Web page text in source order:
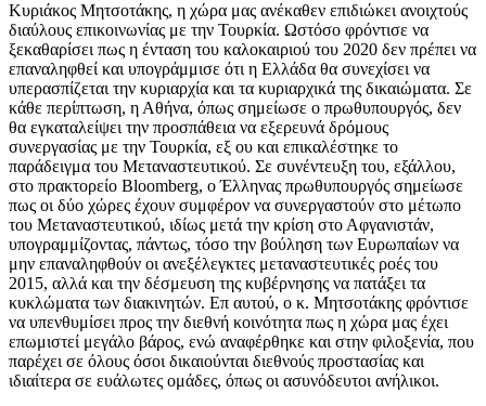
Κυριάκος Μητσοτάκης, η χώρα μας ανέκαθεν επιδιώκει ανοιχτούς
διαύλους επικοινωνίας με την Τουρκία. Ωστόσο φρόντισε να
ξεκαθαρίσει πως η ένταση του καλοκαιριού του 2020 δεν πρέπει να
επαναληφθεί και υπογράμμισε ότι η Ελλάδα θα συνεχίσει να
υπερασπίζεται την κυριαρχία και τα κυριαρχικά της δικαιώματα. Σε
κάθε περίπτωση, η Αθήνα, όπως σημείωσε ο πρωθυπουργός, δεν
θα εγκαταλείψει την προσπάθεια να εξερευνά δρόμους
συνεργασίας με την Τουρκία, εξ ου και επικαλέστηκε το
παράδειγμα του Μεταναστευτικού. Σε συνέντευξη του, εξάλλου,
στο πρακτορείο Bloomberg, ο Έλληνας πρωθυπουργός σημείωσε
πως οι δύο χώρες έχουν συμφέρον να συνεργαστούν στο μέτωπο
του Μεταναστευτικού, ιδίως μετά την κρίση στο Αφγανιστάν,
υπογραμμίζοντας, πάντως, τόσο την βούληση των Ευρωπαίων να
μην επαναληφθούν οι ανεξέλεγκτες μεταναστευτικές ροές του
2015, αλλά και την δέσμευση της κυβέρνησης να πατάξει τα
κυκλώματα των διακινητών. Επ αυτού, ο κ. Μητσοτάκης φρόντισε
να υπενθυμίσει προς την διεθνή κοινότητα πως η χώρα μας έχει
επωμιστεί μεγάλο βάρος, ενώ αναφέρθηκε και στην φιλοξενία, που
παρέχει σε όλους όσοι δικαιούνται διεθνούς προστασίας και
ιδιαίτερα σε ευάλωτες ομάδες, όπως οι ασυνόδευτοι ανήλικοι.